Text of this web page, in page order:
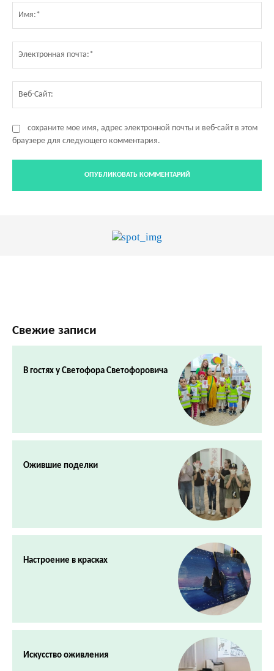
сохраните мое имя, адрес электронной почты и веб-сайт в этом
браузере для следующего комментария.
Свежие записи
В гостях у Светофора Светофоровича
Ожившие поделки
Настроение в красках
Искусство оживления